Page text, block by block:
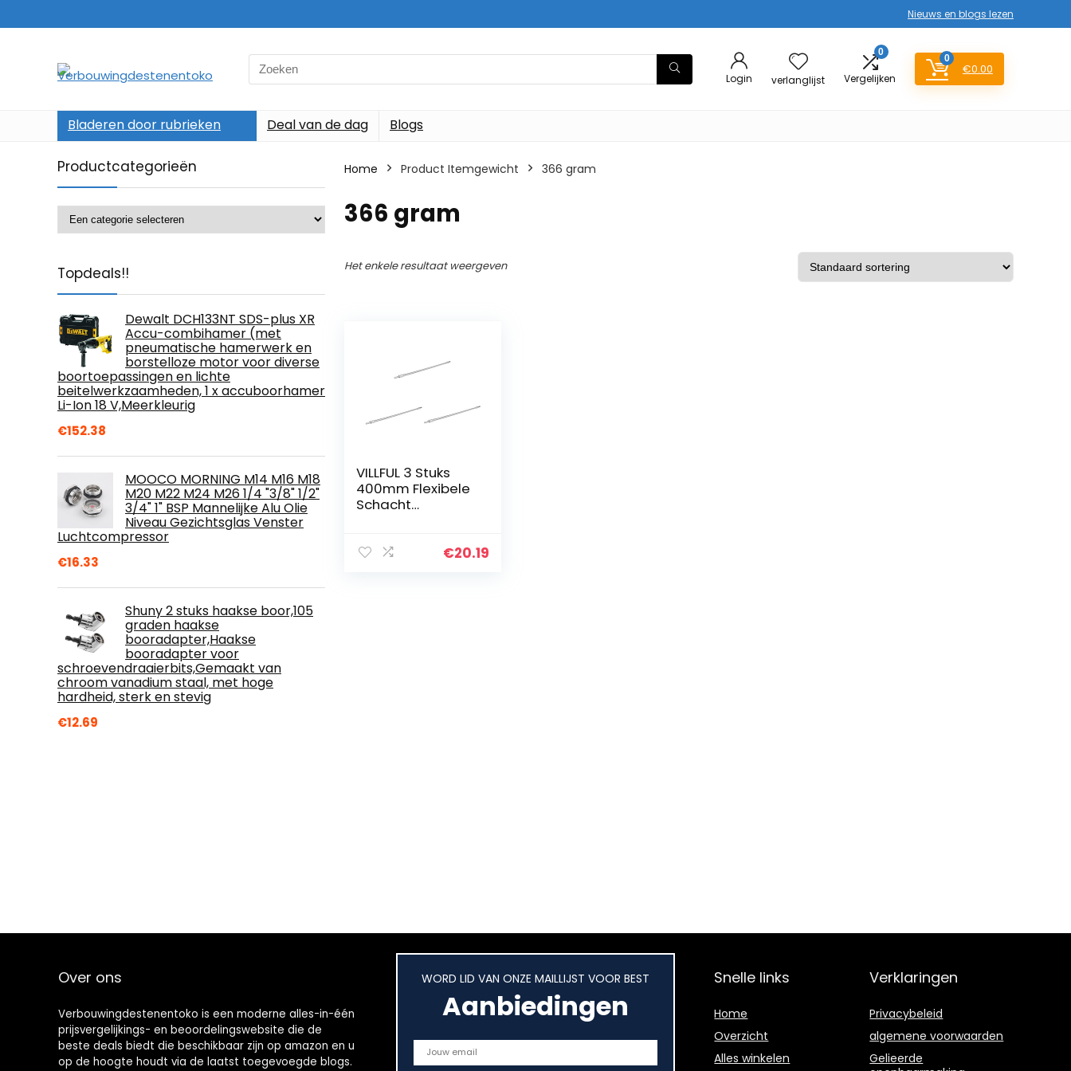
Nieuws en blogs lezen
Search
for:
Login verlanglijst
0
Vergelijken
0
€0.00
Bladeren door rubrieken Deal van de dag Blogs
Productcategorieën
Topdeals!!
Dewalt DCH133NT SDS-plus XR
Accu-combihamer (met
pneumatische hamerwerk en
borstelloze motor voor diverse
boortoepassingen en lichte
beitelwerkzaamheden, 1 x accuboorhamer
Li-Ion 18 V,Meerkleurig
€152.38
MOOCO MORNING M14 M16 M18
M20 M22 M24 M26 1/4 "3/8" 1/2"
3/4" 1" BSP Mannelijke Alu Olie
Niveau Gezichtsglas Venster
Luchtcompressor
€16.33
Shuny 2 stuks haakse boor,105
graden haakse
booradapter,Haakse
booradapter voor
schroevendraaierbits,Gemaakt van
chroom vanadium staal, met hoge
hardheid, sterk en stevig
€12.69
Home Product Itemgewicht ‎366 gram
‎366 gram
Het enkele resultaat weergeven
VILLFUL 3 Stuks
400mm Flexibele
Schacht
aaier
€20.19
Over ons
Verbouwingdestenentoko is een moderne alles-in-één
prijsvergelijkings- en beoordelingswebsite die de
beste deals biedt die beschikbaar zijn op amazon en u
op de hoogte houdt via de laatst toegevoegde blogs.
WORD LID VAN ONZE MAILLIJST VOOR BEST
Aanbiedingen
Snelle links
Home
Overzicht
Alles winkelen
Verklaringen
Privacybeleid
algemene voorwaarden
Gelieerde